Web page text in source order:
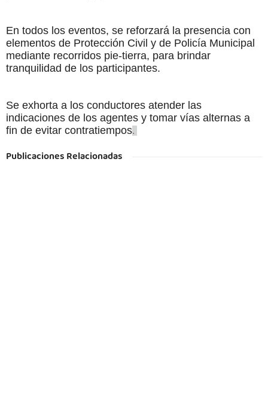
En todos los eventos, se reforzará la presencia con
elementos de Protección Civil y de Policía Municipal
mediante recorridos pie-tierra, para brindar
tranquilidad de los participantes.
Se exhorta a los conductores atender las
indicaciones de los agentes y tomar vías alternas a
fin de evitar contratiempos.
Publicaciones Relacionadas